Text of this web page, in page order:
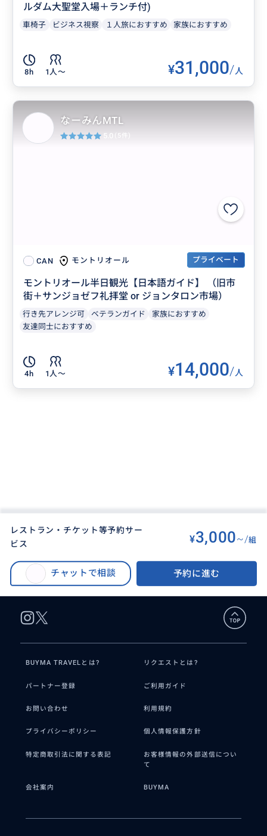
ルダム大聖堂入場＋ランチ付)
車椅子 ビジネス視察 １人旅におすすめ 家族におすすめ
8h 1人〜 ¥31,000/人
CAN モントリオール プライベート
モントリオール半日観光【日本語ガイド】 （旧市
街＋サンジョゼフ礼拝堂 or ジョンタロン市場）
行き先アレンジ可 ベテランガイド
家族におすすめ
友達同士におすすめ
4h 1人〜 ¥14,000/人
なーみんMTL
5.0 (5件)
レストラン・チケット等予約サー
ビス
¥3,000~/組
チャットで相談 予約に進む
BUYMA TRAVELとは? リクエストとは?
パートナー登録 ご利用ガイド
お問い合わせ 利用規約
プライバシーポリシー 個人情報保護方針
特定商取引法に関する表記
お客様情報の外部送信につい
て
会社案内 BUYMA